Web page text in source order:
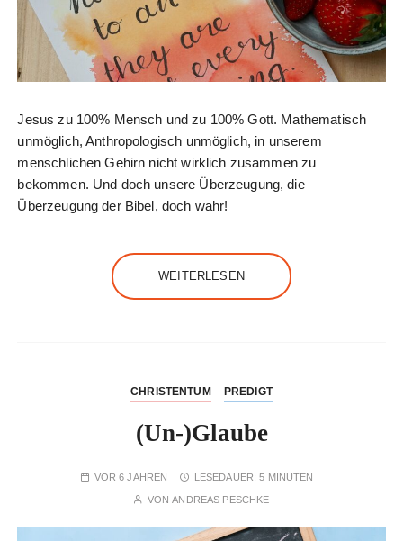
Jesus zu 100% Mensch und zu 100% Gott. Mathematisch
unmöglich, Anthropologisch unmöglich, in unserem
menschlichen Gehirn nicht wirklich zusammen zu
bekommen. Und doch unsere Überzeugung, die
Überzeugung der Bibel, doch wahr!
WEITERLESEN
CHRISTENTUM PREDIGT
(Un-)Glaube
VOR 6 JAHREN LESEDAUER:5 MINUTEN
VONANDREAS PESCHKE